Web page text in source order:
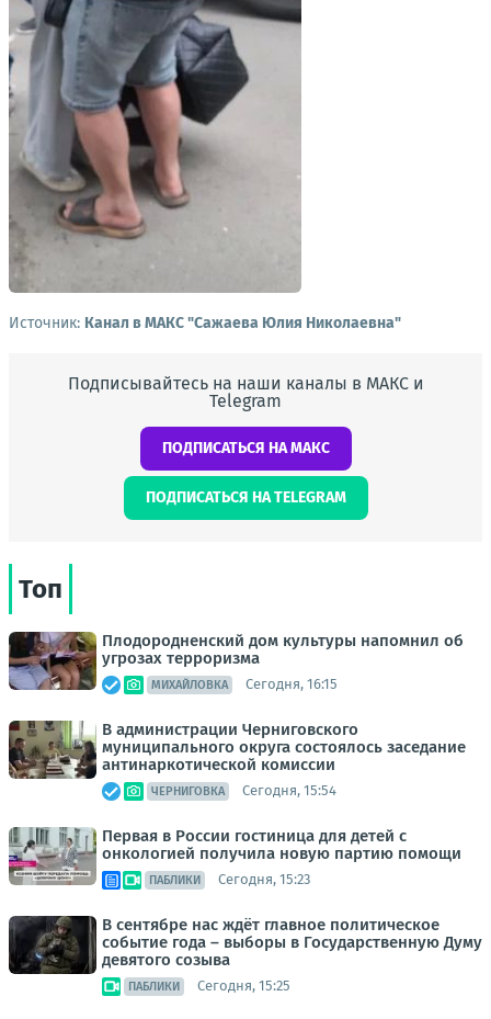
Источник: Канал в МАКС "Сажаева Юлия Николаевна"
Подписывайтесь на наши каналы в МАКС и
Telegram
ПОДПИСАТЬСЯ НА МАКС
ПОДПИСАТЬСЯ НА TELEGRAM
Топ
Плодородненский дом культуры напомнил об
угрозах терроризма
МИХАЙЛОВКА Сегодня, 16:15
В администрации Черниговского
муниципального округа состоялось заседание
антинаркотической комиссии
ЧЕРНИГОВКА Сегодня, 15:54
Первая в России гостиница для детей с
онкологией получила новую партию помощи
ПАБЛИКИ Сегодня, 15:23
В сентябре нас ждёт главное политическое
событие года – выборы в Государственную Думу
девятого созыва
ПАБЛИКИ Сегодня, 15:25